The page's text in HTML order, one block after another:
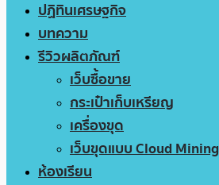
ปฏิทินเศรษฐกิจ
บทความ
รีวิวผลิตภัณฑ์
เว็บซื้อขาย
กระเป๋าเก็บเหรียญ
เครื่องขุด
เว็บขุดแบบ Cloud Mining
ห้องเรียน